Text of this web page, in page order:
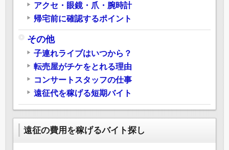
アクセ・眼鏡・爪・腕時計
帰宅前に確認するポイント
その他
子連れライブはいつから？
転売屋がチケをとれる理由
コンサートスタッフの仕事
遠征代を稼げる短期バイト
遠征の費用を稼げるバイト探し